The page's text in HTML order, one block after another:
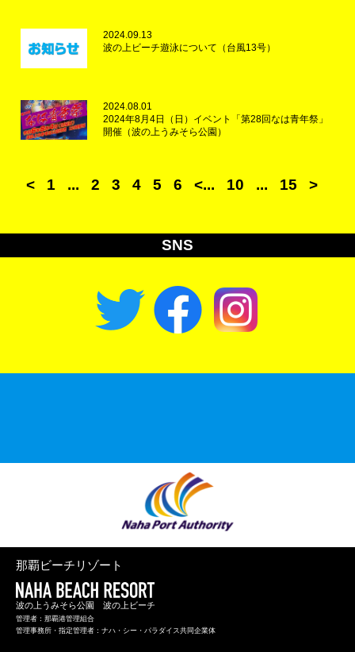
2024.09.13
波の上ビーチ遊泳について（台風13号）
2024.08.01
2024年8月4日（日）イベント「第28回なは青年祭」
開催（波の上うみそら公園）
< 1 ... 2 3 4 5 6 <... 10 ... 15 >
SNS
那覇ビーチリゾート
波の上うみそら公園 波の上ビーチ
管理者：那覇港管理組合
管理事務所・指定管理者：ナハ・シー・パラダイス共同企業体